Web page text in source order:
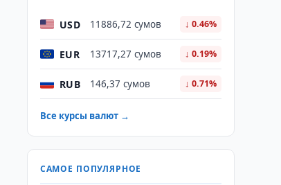
USD 11886,72 сумов ↓ 0.46%
EUR 13717,27 сумов ↓ 0.19%
RUB 146,37 сумов ↓ 0.71%
Все курсы валют →
САМОЕ ПОПУЛЯРНОЕ